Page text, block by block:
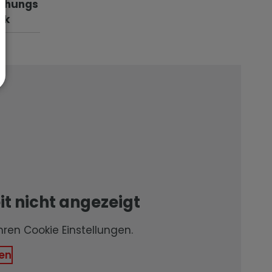
nicht angezeigt
Cookie Einstellungen.